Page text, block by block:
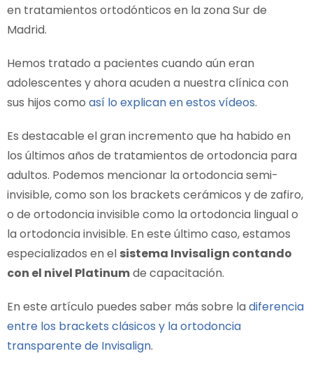
en tratamientos ortodónticos en la zona Sur de
Madrid.
Hemos tratado a pacientes cuando aún eran
adolescentes y ahora acuden a nuestra clínica con
sus hijos como así lo explican en estos vídeos.
Es destacable el gran incremento que ha habido en
los últimos años de tratamientos de ortodoncia para
adultos. Podemos mencionar la ortodoncia semi-
invisible, como son los brackets cerámicos y de zafiro,
o de ortodoncia invisible como la ortodoncia lingual o
la ortodoncia invisible. En este último caso, estamos
especializados en el sistema Invisalign contando
con el nivel Platinumde capacitación.
En este artículo puedes saber más sobre la diferencia
entre los brackets clásicos y la ortodoncia
transparente de Invisalign.